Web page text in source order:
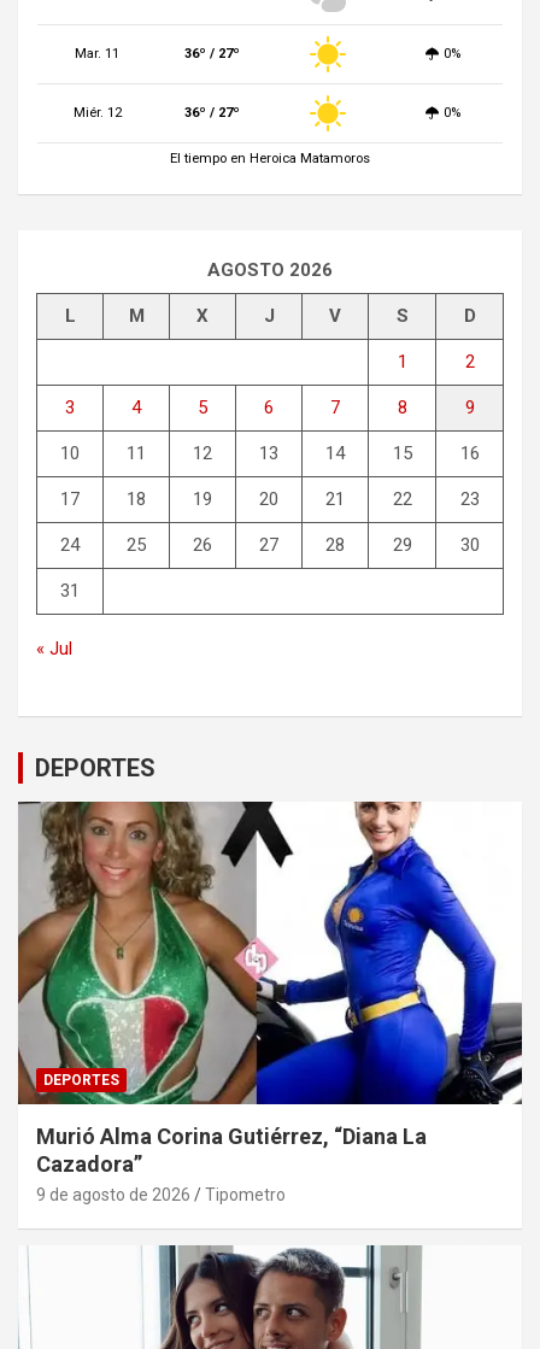
Mar. 11 36º / 27º 0%
Miér. 12 36º / 27º 0%
El tiempo en Heroica Matamoros
AGOSTO 2026
L M X J V S D
1 2
3 4 5 6 7 8 9
10 11 12 13 14 15 16
17 18 19 20 21 22 23
24 25 26 27 28 29 30
31
« Jul
DEPORTES
DEPORTES
Murió Alma Corina Gutiérrez, “Diana La
Cazadora”
9 de agosto de 2026 Tipometro